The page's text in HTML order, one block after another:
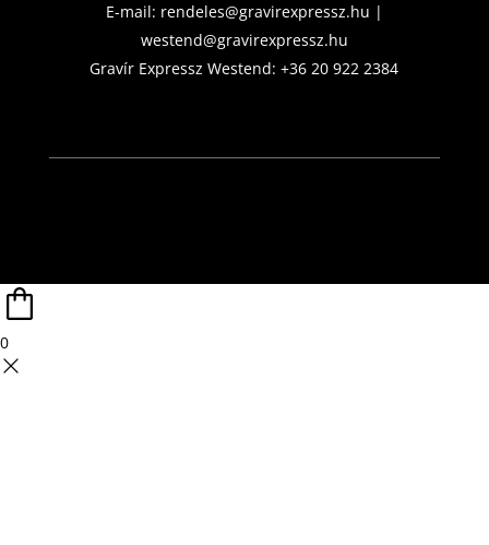
E-mail: rendeles@gravirexpressz.hu |
westend@gravirexpressz.hu
Gravír Expressz Westend:+36 20 922 2384
0